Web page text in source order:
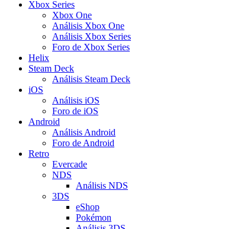
Xbox Series
Xbox One
Análisis Xbox One
Análisis Xbox Series
Foro de Xbox Series
Helix
Steam Deck
Análisis Steam Deck
iOS
Análisis iOS
Foro de iOS
Android
Análisis Android
Foro de Android
Retro
Evercade
NDS
Análisis NDS
3DS
eShop
Pokémon